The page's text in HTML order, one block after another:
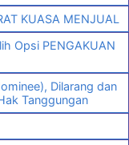
KUASA MENJUAL
Opsi PENGAKUAN
Dilarang dan
Tanggungan